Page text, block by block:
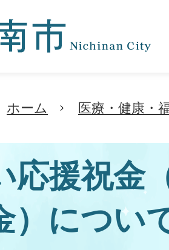
ホーム 医療・健康・
応援祝金
）につい